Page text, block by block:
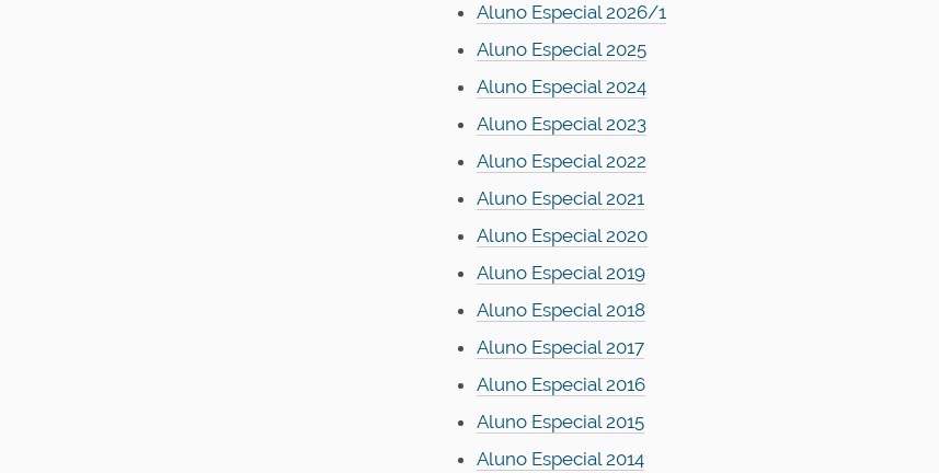
Aluno Especial 2026/1
Aluno Especial 2025
Aluno Especial 2024
Aluno Especial 2023
Aluno Especial 2022
Aluno Especial 2021
Aluno Especial 2020
Aluno Especial 2019
Aluno Especial 2018
Aluno Especial 2017
Aluno Especial 2016
Aluno Especial 2015
Aluno Especial 2014